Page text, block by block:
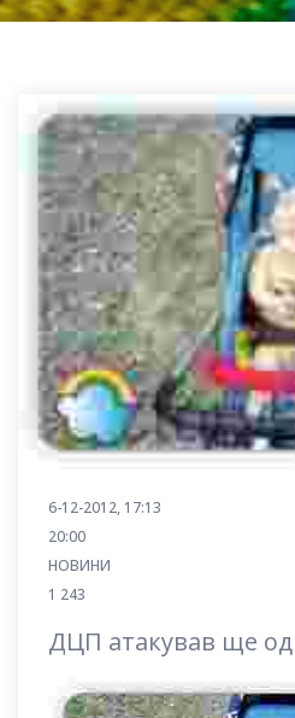
6-12-2012, 17:13
20:00
НОВИНИ
1 243
ДЦП атакував ще